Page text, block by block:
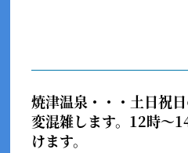
焼津温泉・・・ 土日祝
変混雑します。12時～
けます。